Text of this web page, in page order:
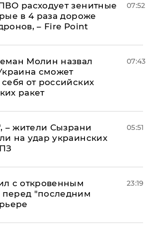
расходует зенитные
в 4 раза дороже
– Fire Point
07:52
Молин назвал
сможет
от российских
ракет
07:43
– жители Сызрани
на удар украинских
05:51
с откровенным
"последним
23:19